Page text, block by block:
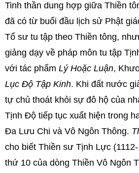
Tinh thần dung hợp giữa Thiền
đã có từ buổi đầu lịch sử Phật
Tổ sư tu tập theo Thiền tông,
giảng dạy về pháp môn tu tập
với tác phẩm Lý Hoặc Luận,
Lục Độ Tập Kinh. Khi đất nước
tự chủ thoát khỏi sự đô hộ của
Tịnh Độ tiếp tục xuất hiện trong
Đa Lưu Chi và Vô Ngôn Thông.
cho biết Thiền sư Tịnh Lực
thứ 10 của dòng Thiền Vô Ngôn